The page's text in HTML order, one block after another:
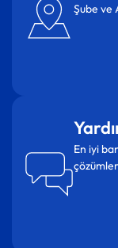
Şube ve
En iyi